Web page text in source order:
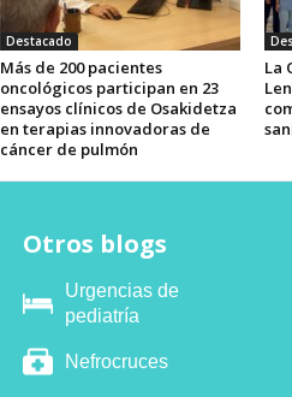
Destacado
Más de 200 pacientes
oncológicos participan en 23
ensayos clínicos de Osakidetza
en terapias innovadoras de
cáncer de pulmón
La
Otros blogs
Urgencias de
pediatría
Nefrocruces